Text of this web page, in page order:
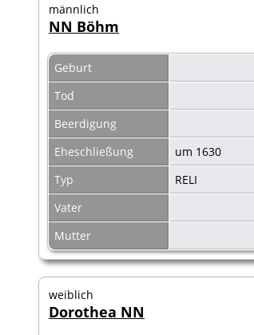
männlich
NN Böhm
Geburt
Tod
Beerdigung
Eheschließung
um 1630
Typ
RELI
Vater
Mutter
weiblich
Dorothea NN